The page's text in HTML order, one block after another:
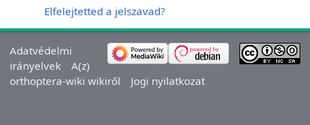
Elfelejtetted a jelszavad?
Adatvédelmi
irányelvek
A(z)
orthoptera-wiki wikiről
Jogi nyilatkozat